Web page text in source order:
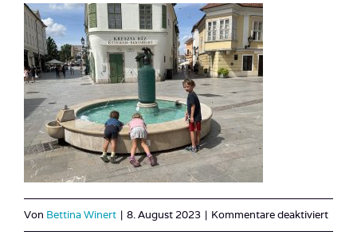
Von Bettina Winert | 8. August 2023 | Kommentare deaktiviertfür